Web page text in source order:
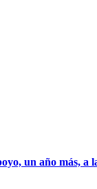
un año más, a